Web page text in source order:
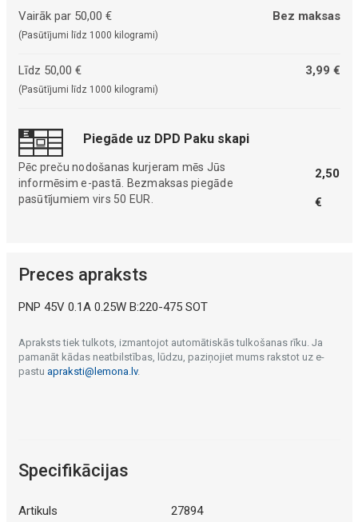
Vairāk par 50,00 €
(Pasūtījumi līdz 1000 kilogrami)
Bez maksas
Līdz 50,00 €
(Pasūtījumi līdz 1000 kilogrami)
3,99 €
Piegāde uz DPD Paku skapi
Pēc preču nodošanas kurjeram mēs Jūs
informēsim e-pastā. Bezmaksas piegāde
pasūtījumiem virs 50 EUR.
2,50
€
Preces apraksts
PNP 45V 0.1A 0.25W B:220-475 SOT
Apraksts tiek tulkots, izmantojot automātiskās tulkošanas rīku. Ja
pamanāt kādas neatbilstības, lūdzu, paziņojiet mums rakstot uz e-
pastu apraksti@lemona.lv.
Specifikācijas
Artikuls 27894